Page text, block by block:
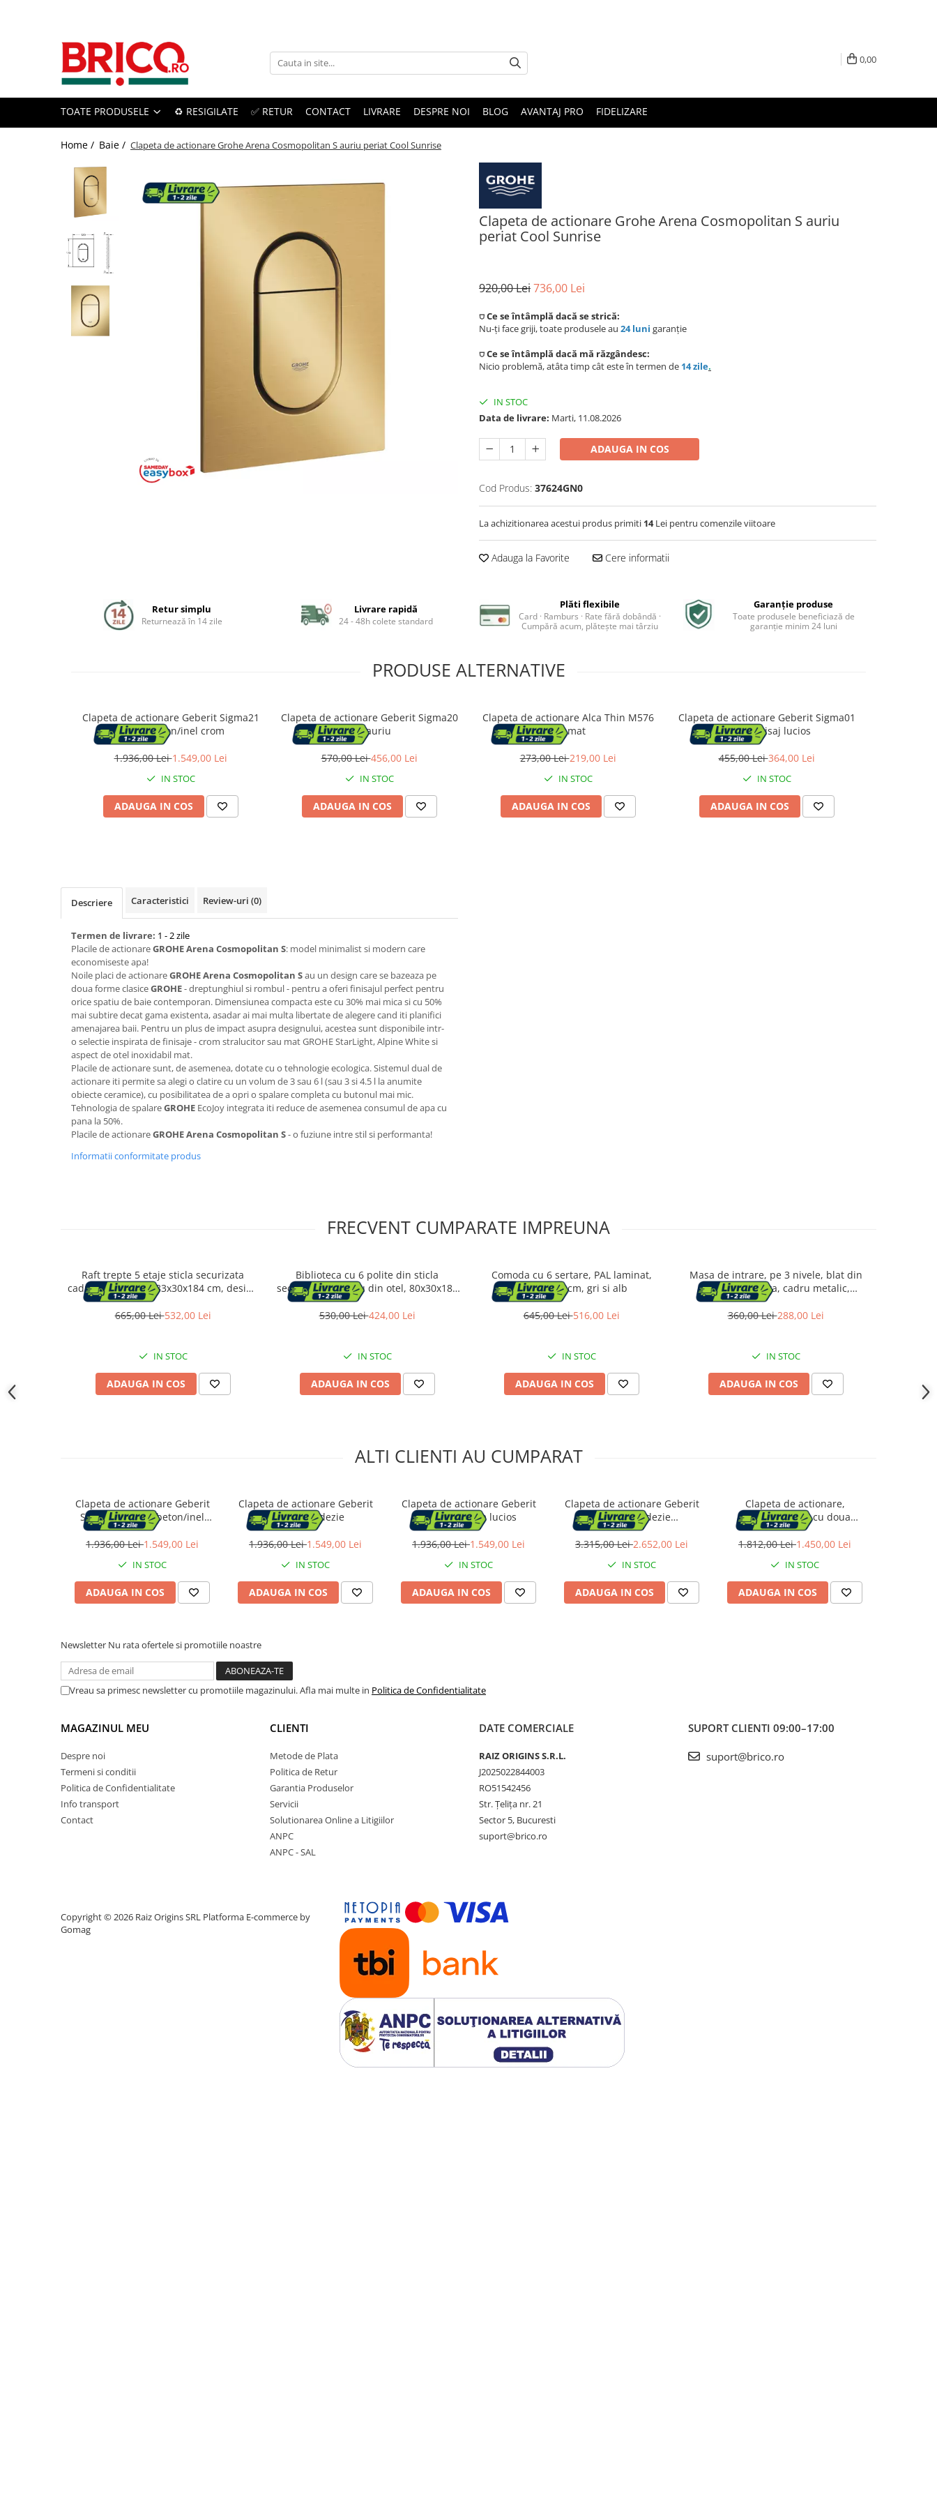
Toate Produsele
Baterii sanitare
Baterii chiuveta baie
Baterii cada si dus
Baterii bideu si dus igienic
Accesorii baterii
Sisteme de dus
Coloane de dus
Clapete de actionare
Ingrijire personala
Aparate de tuns & ras
Cantare corporale
Mobilier pentru baie
Dulapuri baie
Mobilier baie
Accesorii lavoare
Bucatarie
Mobilier bucatarie
Scaune bucatarie & living
Vase & ustensile pentru gatit
Ustensile bucatarie
Accesorii pentru bucatarie
Cosuri de gunoi
Suporturi si accesorii de bucatarie
Living & hol
Mobila living
0,00
TOATE PRODUSELE ♻️ RESIGILATE ✅ RETUR CONTACT LIVRARE DESPRE NOI BLOG AVANTAJ PRO FIDELIZARE
Home / Baie / Clapeta de actionare Grohe Arena Cosmopolitan S auriu periat Cool Sunrise
Clapeta de actionare Grohe Arena Cosmopolitan S auriu
periat Cool Sunrise
920,00 Lei736,00 Lei
⛉ Ce se întâmplă dacă se strică:
Nu-ți face griji, toate produsele au 24 luni garanție
⛉ Ce se întâmplă dacă mă răzgândesc:
Nicio problemă, atâta timp cât este în termen de 14 zile.
IN STOC
Data de livrare: Marti, 11.08.2026
ADAUGA IN COS
Cod Produs: 37624GN0
La achizitionarea acestui produs primiti 14Lei pentru comenzile viitoare
Adauga la Favorite Cere informatii
Retur simplu
Returnează în 14 zile
Livrare rapidă
24 - 48h colete standard
Plăti flexibile
Card · Ramburs · Rate fără dobândă ·
Cumpără acum, plătește mai târziu
Garanție produse
Toate produsele beneficiază de
garanție minim 24 luni
PRODUSE ALTERNATIVE
Clapeta de actionare Geberit Sigma21
aspect beton/inel crom
1.936,00 Lei1.549,00 Lei
IN STOC
ADAUGA IN COS
Clapeta de actionare Geberit Sigma20
alb/auriu
570,00 Lei456,00 Lei
IN STOC
ADAUGA IN COS
Clapeta de actionare Alca Thin M576
alb mat
273,00 Lei219,00 Lei
IN STOC
ADAUGA IN COS
Clapeta de actionare Geberit Sigma01
negru finisaj lucios
455,00 Lei364,00 Lei
IN STOC
ADAUGA IN COS
Descriere Caracteristici Review-uri (0)
Termen de livrare: 1 - 2 zile
Placile de actionareGROHE Arena Cosmopolitan S: model minimalist si modern care
economiseste apa!
Noile placi de actionareGROHE Arena Cosmopolitan Sau un design care se bazeaza pe
doua forme clasiceGROHE- dreptunghiul si rombul - pentru a oferi finisajul perfect pentru
orice spatiu de baie contemporan. Dimensiunea compacta este cu 30% mai mica si cu 50%
mai subtire decat gama existenta, asadar ai mai multa libertate de alegere cand iti planifici
amenajarea baii. Pentru un plus de impact asupra designului, acestea sunt disponibile intr-
o selectie inspirata de finisaje - crom stralucitor sau mat GROHE StarLight, Alpine White si
aspect de otel inoxidabil mat.
Placile de actionare sunt, de asemenea, dotate cu o tehnologie ecologica. Sistemul dual de
actionare iti permite sa alegi o clatire cu un volum de 3 sau 6 l (sau 3 si 4.5 l la anumite
obiecte ceramice), cu posibilitatea de a opri o spalare completa cu butonul mai mic.
Tehnologia de spalareGROHE EcoJoy integrata iti reduce de asemenea consumul de apa cu
pana la 50%.
Placile de actionareGROHE Arena Cosmopolitan S- o fuziune intre stil si performanta!
Informatii conformitate produs
FRECVENT CUMPARATE IMPREUNA
Raft trepte 5 etaje sticla securizata
cadru otel arcada, 83x30x184 cm, design
elegant, auriu
665,00 Lei532,00 Lei
IN STOC
ADAUGA IN COS
Biblioteca cu 6 polite din sticla
securizata si cadru din otel, 80x30x180
cm, auriu
530,00 Lei424,00 Lei
IN STOC
ADAUGA IN COS
Comoda cu 6 sertare, PAL laminat,
100x35x57 cm, gri si alb
645,00 Lei516,00 Lei
IN STOC
ADAUGA IN COS
Masa de intrare, pe 3 nivele, blat din
sticla securizata, cadru metalic,
30x100x73cm, auriu
360,00 Lei288,00 Lei
IN STOC
ADAUGA IN COS
ALTI CLIENTI AU CUMPARAT
Clapeta de actionare Geberit
Sigma21 aspect beton/inel
crom
1.936,00 Lei1.549,00 Lei
IN STOC
ADAUGA IN COS
Clapeta de actionare Geberit
Sigma50 ardezie
1.936,00 Lei1.549,00 Lei
IN STOC
ADAUGA IN COS
Clapeta de actionare Geberit
Sigma50 crom lucios
1.936,00 Lei1.549,00 Lei
IN STOC
ADAUGA IN COS
Clapeta de actionare Geberit
Sigma50 ardezie
mustang/butoane negru mat
3.315,00 Lei2.652,00 Lei
IN STOC
ADAUGA IN COS
Clapeta de actionare,
Alcadrain, Fun, cu doua
volume, gun metal periat
1.812,00 Lei1.450,00 Lei
IN STOC
ADAUGA IN COS
Newsletter Nu rata ofertele si promotiile noastre
Vreau sa primesc newsletter cu promotiile magazinului. Afla mai multe in Politica de Confidentialitate
MAGAZINUL MEU
Despre noi
Termeni si conditii
Politica de Confidentialitate
Info transport
Contact
CLIENTI
Metode de Plata
Politica de Retur
Garantia Produselor
Servicii
Solutionarea Online a Litigiilor
ANPC
ANPC - SAL
DATE COMERCIALE
RAIZ ORIGINS S.R.L.
J2025022844003
RO51542456
Str. Țelița nr. 21
Sector 5, Bucuresti
suport@brico.ro
SUPORT CLIENTI 09:00–17:00
suport@brico.ro
Copyright © 2026 Raiz Origins SRL Platforma E-commerce by
Gomag